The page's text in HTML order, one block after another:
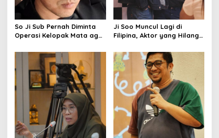
So Ji Sub Pernah Diminta
Operasi Kelopak Mata agar
Jadi Ikonnya
Ji Soo Muncul Lagi di
Filipina, Aktor yang Hilang
Ribuan Fans